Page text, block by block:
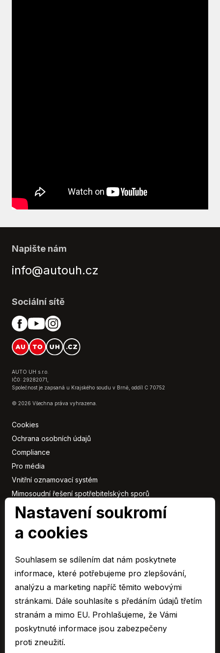
AUTO UH s.r.o.
IČ0: 29282071,
Společnost je zapsaná u Krajského soudu v Brně, oddíl C 70752
© 2026 Všechna práva vyhrazena.
Cookies
Ochrana osobních údajů
Compliance
Pro média
Vnitřní oznamovací systém
Mimosoudní řešení spotřebitelských sporů
Sbírka listin
Napište nám
info@autouh.cz
Sociální sítě
Členové
ARAVER CZ člen skupiny AUTO UH s.r.o.
EURO CAR Zlín člen skupiny AUTO UH s.r.o.
C&K člen skupiny AUTO UH a.s.
AUTO JIHLAVA člen skupiny AUTO UH s.r.o.
Autospol člen skupiny AUTO UH s.r.o.
Autospol Chery
Více …
Nastavení soukromí
a cookies
Souhlasem se sdílením dat nám poskytnete
informace, které potřebujeme pro zlepšování,
analýzu a marketing napříč těmito webovými
stránkami. Dále souhlasíte s předáním údajů třetím
stranám a mimo EU. Prohlašujeme, že Vámi
poskytnuté informace jsou zabezpečeny
proti zneužití.